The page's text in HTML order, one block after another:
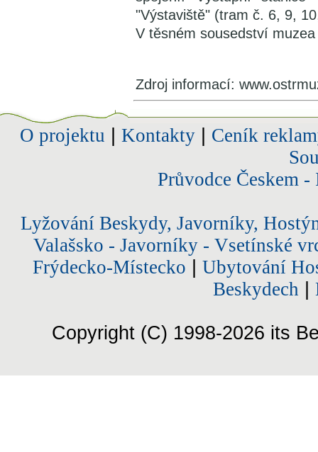
"Výstaviště" (tram č. 6, 9,
V těsném sousedství
Zdroj informací:
O projektu Kontakty| Ceník
Průvodce Českem
Lyžování Beskydy, Javorníky,
Valašsko - Javorníky - Vsetínské
Frýdecko-Místecko
Ubytování
Beskydech
Copyright (C) 1998-2026 its